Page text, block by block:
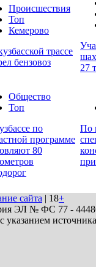
Происшествия
Топ
Кемерово
трассе
бензовоз
27
Общество
Топ
по
программе
80
По
сайта | 18+
ЭЛ № ФС 77 - 44486
указанием